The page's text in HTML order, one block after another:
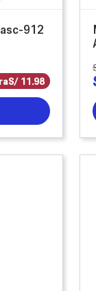
912
S/ 11.98